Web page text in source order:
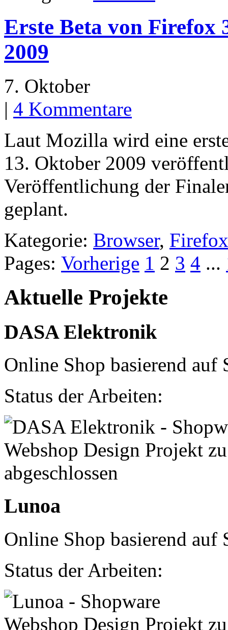
Erste Beta von Firefox
2009
7. Oktober
| 4 Kommentare
Laut Mozilla wird eine
13. Oktober 2009
Veröffentlichung der
geplant.
Kategorie: Browser, Firefox
Pages: Vorherige 1 2 3 4 ...
Aktuelle Projekte
DASA Elektronik
Online Shop basierend auf
Status der Arbeiten:
Lunoa
Online Shop basierend auf
Status der Arbeiten: